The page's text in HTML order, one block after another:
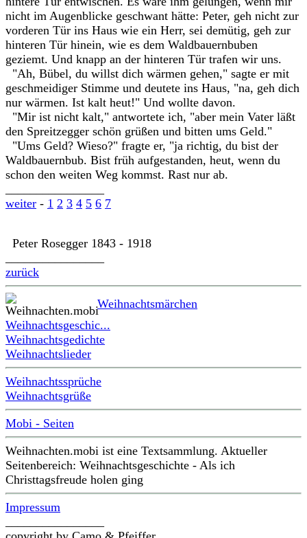
nicht im Augenblicke geschwant hätte: Peter, geh nicht zur
vorderen Tür ins Haus wie ein Herr, sei demütig, geh zur
hinteren Tür hinein, wie es dem Waldbauernbuben
geziemt. Und knapp an der hinteren Tür trafen wir uns.
"Ah, Bübel, du willst dich wärmen gehen," sagte er mit
geschmeidiger Stimme und deutete ins Haus, "na, geh dich
nur wärmen. Ist kalt heut!" Und wollte davon.
"Mir ist nicht kalt," antwortete ich, "aber mein Vater läßt
den Spreitzegger schön grüßen und bitten ums Geld."
"Ums Geld? Wieso?" fragte er, "ja richtig, du bist der
Waldbauernbub. Bist früh aufgestanden, heut, wenn du
schon den weiten Weg kommst. Rast nur ab.
weiter - 1 2 3 4 5 6 7
Peter Rosegger 1843 - 1918
zurück
Weihnachtsmärchen
Weihnachtsgeschic...
Weihnachtsgedichte
Weihnachtslieder
Weihnachtssprüche
Weihnachtsgrüße
Mobi - Seiten
Weihnachten.mobi ist eine Textsammlung. Aktueller
Seitenbereich: Weihnachtsgeschichte - Als ich
Christtagsfreude holen ging
Impressum